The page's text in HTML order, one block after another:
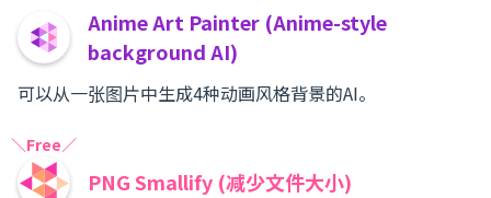
Anime Art Painter (Anime-style
background AI)
可以从一张图片中生成4种动画风格背景的AI。
＼Free／
PNG Smallify (减少文件大小)